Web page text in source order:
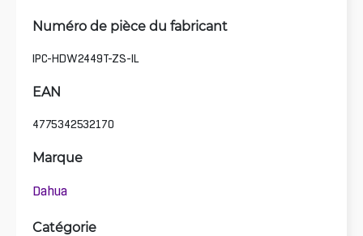
Numéro de pièce du fabricant
IPC-HDW2449T-ZS-IL
EAN
4775342532170
Marque
Dahua
Catégorie